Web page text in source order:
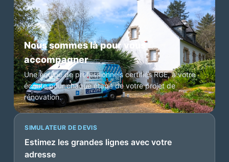
Nous sommes là pour vous
accompagner
Une équipe de professionnels certifiés RGE, à votre
écoute pour chaque étape de votre projet de
rénovation.
SIMULATEUR DE DEVIS
Estimez les grandes lignes avec votre
adresse